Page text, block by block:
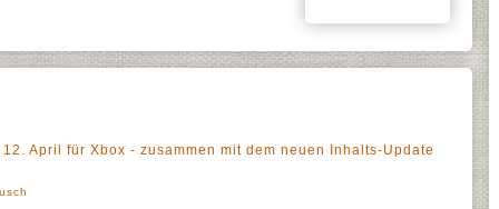
April für Xbox - zusammen mit dem neuen Inhalts-Update